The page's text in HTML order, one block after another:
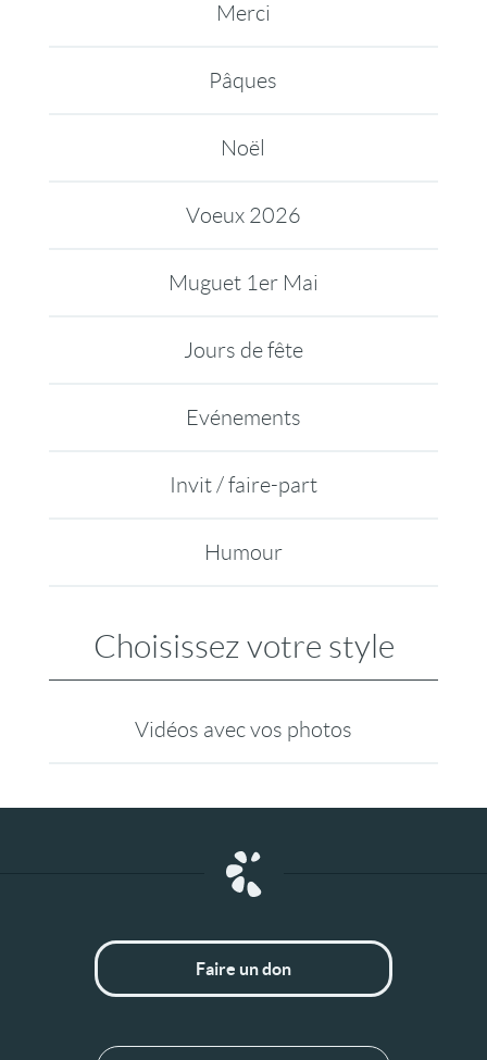
Merci
Pâques
Noël
Voeux 2026
Muguet 1er Mai
Jours de fête
Evénements
Invit / faire-part
Humour
Choisissez votre style
Vidéos avec vos photos
Faire un don